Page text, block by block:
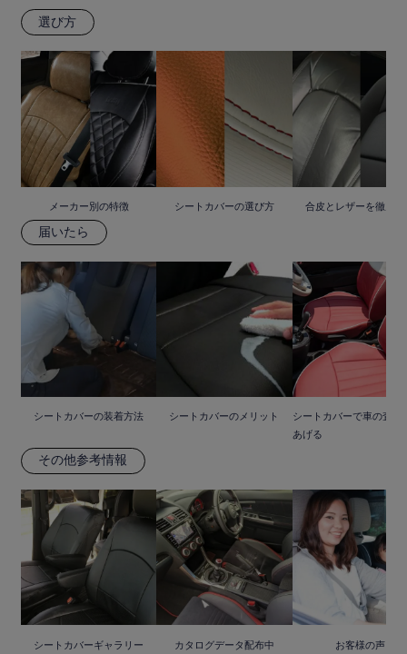
選び方
メーカー別の特徴 シートカバーの選び方 合皮とレザーを徹底比
届いたら
シートカバーの装着方法 シートカバーのメリット
シートカバーで車の査定
あげる
その他参考情報
シートカバーギャラリー カタログデータ配布中 お客様の声